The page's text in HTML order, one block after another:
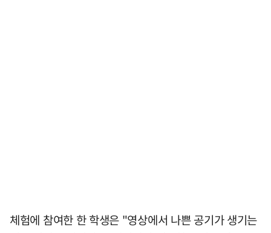
체험에 참여한 한 학생은 "영상에서 나쁜 공기가 생기는